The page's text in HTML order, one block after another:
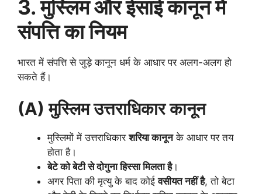
3. मुस्लिम और ईसाई कानून में
संपत्ति का नियम
भारत में संपत्ति से जुड़े कानून धर्म के आधार पर अलग-अलग हो
सकते हैं।
(A) मुस्लिम उत्तराधिकार कानून
मुस्लिमों में उत्तराधिकारशरिया कानूनके आधार पर तय
होता है।
बेटे को बेटी से दोगुना हिस्सा मिलता है।
अगर पिता की मृत्यु के बाद कोईवसीयत नहीं है, तो बेटा